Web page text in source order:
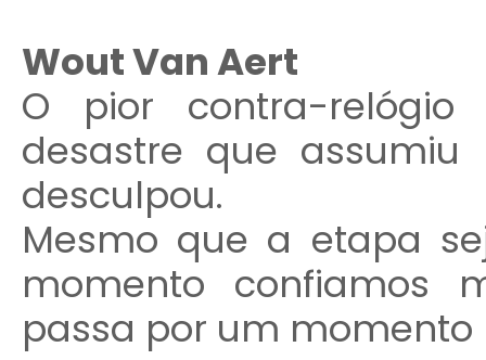
Wout Van Aert
O pior contra-
desastre que
desculpou.
Mesmo que a etapa
momento confiamos
passa por um